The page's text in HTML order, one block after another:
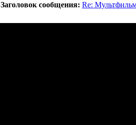
Заголовок сообщения: Re: